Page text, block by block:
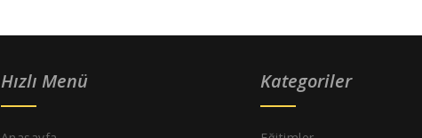
Hızlı Menü Kategoriler